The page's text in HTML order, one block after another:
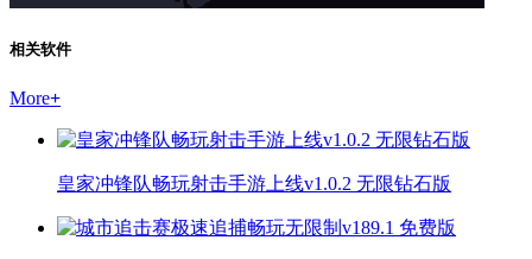
相关软件
More+
皇家冲锋队畅玩射击手游上线v1.0.2 无限钻石版